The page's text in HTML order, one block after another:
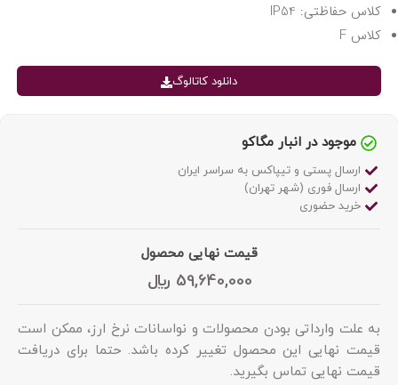
کلاس حفاظتی: IP54
کلاس F
دانلود کاتالوگ
موجود در انبار مگاکو
ارسال پستی و تیپاکس به سراسر ایران
ارسال فوری (شهر تهران)
خرید حضوری
قیمت نهایی محصول
59,640,000 ﷼
به علت وارداتی بودن محصولات و نواسانات نرخ ارز، ممکن است
قیمت نهایی این محصول تغییر کرده باشد. حتما برای دریافت
قیمت نهایی تماس بگیرید.